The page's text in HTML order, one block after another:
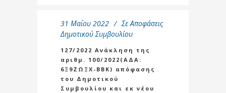
31 Μαΐου 2022 Σε Αποφάσεις
Δημοτικού Συμβουλίου
127/2022 Ανάκληση της
αριθμ. 100/2022(ΑΔΑ:
6Ξ9ΖΩΞΧ-ΒΒΚ) απόφασης
του Δημοτικού
Συμβουλίου και εκ νέου